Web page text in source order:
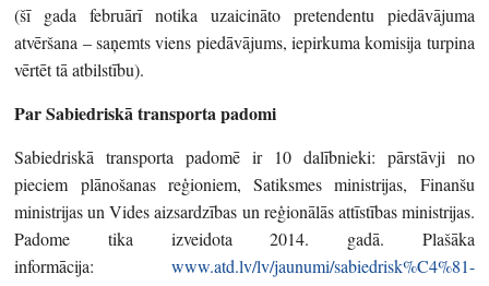
(šī gada februārī notika uzaicināto pretendentu piedāvājuma
atvēršana – saņemts viens piedāvājums, iepirkuma komisija turpina
vērtēt tā atbilstību).
Par Sabiedriskā transporta padomi
Sabiedriskā transporta padomē ir 10 dalībnieki: pārstāvji no
pieciem plānošanas reģioniem, Satiksmes ministrijas, Finanšu
ministrijas un Vides aizsardzības un reģionālās attīstības ministrijas.
Padome tika izveidota 2014. gadā. Plašāka
informācija: www.atd.lv/lv/jaunumi/sabiedrisk%C4%81-